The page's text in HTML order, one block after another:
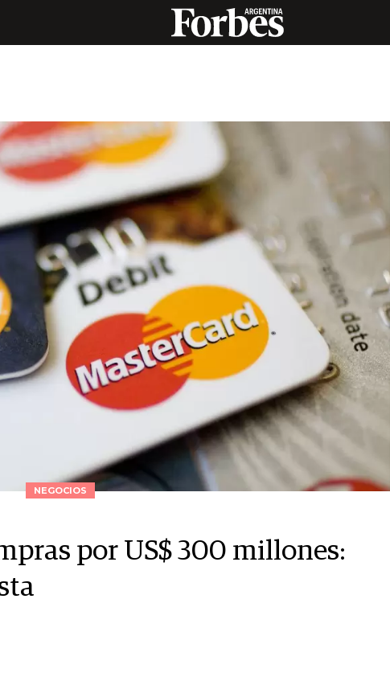
NEGOCIOS
por US$ 300 millones: